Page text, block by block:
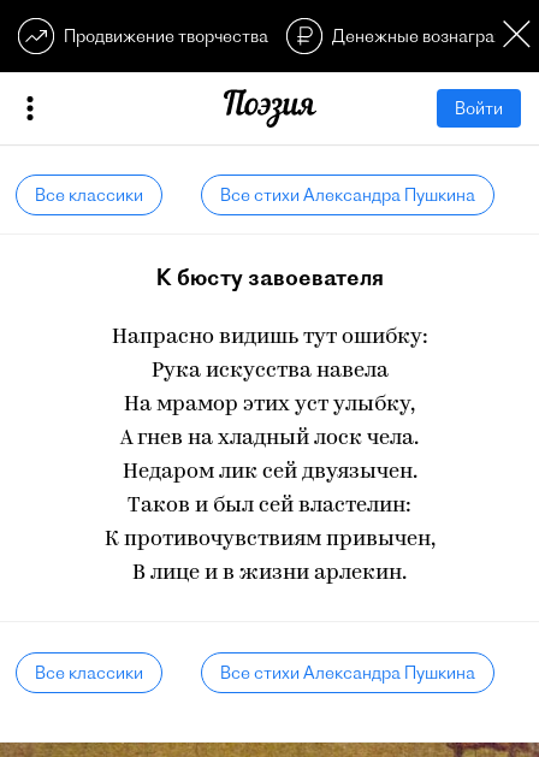
Продвижение творчества Денежные
Войти
Все классики Все стихи Александра Пушкина
К бюсту завоевателя
Напрасно видишь тут ошибку:
Рука искусства навела
На мрамор этих уст улыбку,
А гнев на хладный лоск чела.
Недаром лик сей двуязычен.
Таков и был сей властелин:
К противочувствиям привычен,
В лице и в жизни арлекин.
Все классики Все стихи Александра Пушкина